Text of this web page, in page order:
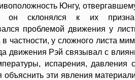
Юнгу,
он склонялся к их
проблемой движения у
в частности, у сложного листа
движения Рэй связывал с
испарения, давления
объяснить эти явления